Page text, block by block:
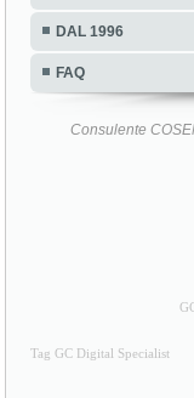
DAL 1996
FAQ
Consulente
Tag GC Digital Specialist